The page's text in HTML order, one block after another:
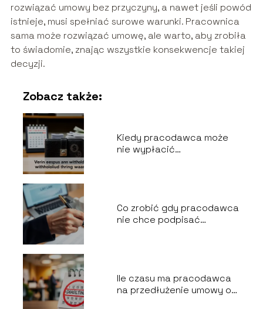
rozwiązać umowy bez przyczyny, a nawet jeśli powód
istnieje, musi spełniać surowe warunki. Pracownica
sama może rozwiązać umowę, ale warto, aby zrobiła
to świadomie, znając wszystkie konsekwencje takiej
decyzji.
Zobacz także:
Kiedy pracodawca może
nie wypłacić
Co zrobić gdy pracodawca
nie chce podpisać
Ile czasu ma pracodawca
na przedłużenie umowy o